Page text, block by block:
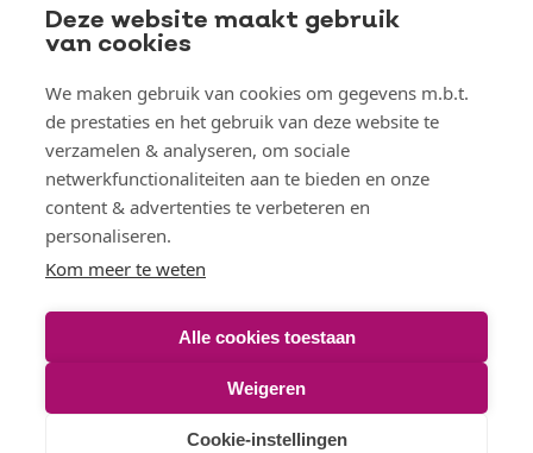
Deze website maakt gebruik
van cookies
We maken gebruik van cookies om gegevens m.b.t.
de prestaties en het gebruik van deze website te
verzamelen & analyseren, om sociale
netwerkfunctionaliteiten aan te bieden en onze
content & advertenties te verbeteren en
personaliseren.
Kom meer te weten
Alle cookies toestaan
Weigeren
Cookie-instellingen
Verwijzers
Organisatie & beleid
© Omring 2026
Voet
Disclaimer